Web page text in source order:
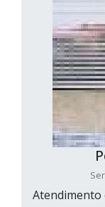
Atendimento